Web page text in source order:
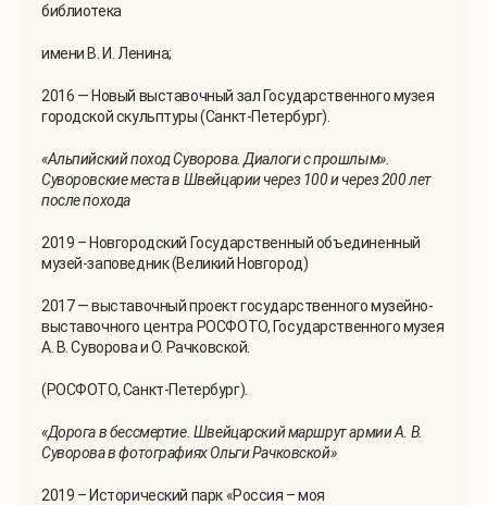
библиотека
имени В. И. Ленина;
2016 — Новый выставочный зал Государственного музея
городской скульптуры (Санкт-Петербург).
«Альпийский поход Суворова. Диалоги с прошлым».
Суворовские места в Швейцарии через 100 и через 200 лет
после похода
2019 – Новгородский Государственный объединенный
музей-заповедник (Великий Новгород)
2017 — выставочный проект государственного музейно-
выставочного центра РОСФОТО, Государственного музея
А. В. Суворова и О. Рачковской.
(РОСФОТО, Санкт-Петербург).
«Дорога в бессмертие. Швейцарский маршрут армии А. В.
Суворова в фотографиях Ольги Рачковской»
2019 – Исторический парк «Россия – моя